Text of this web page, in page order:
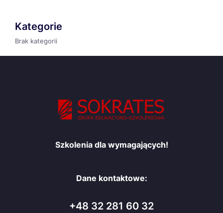
Kategorie
Brak kategorii
Szkolenia dla wymagających!
Dane kontaktowe:
+48 32 281 60 32